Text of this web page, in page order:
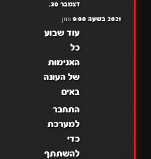
דצמבר 30,
2021 בשעה 9:00 pm
עוד שבוע
כל
האנימות
של העונה
באים
התחבר
למערכת
כדי
להשתתף